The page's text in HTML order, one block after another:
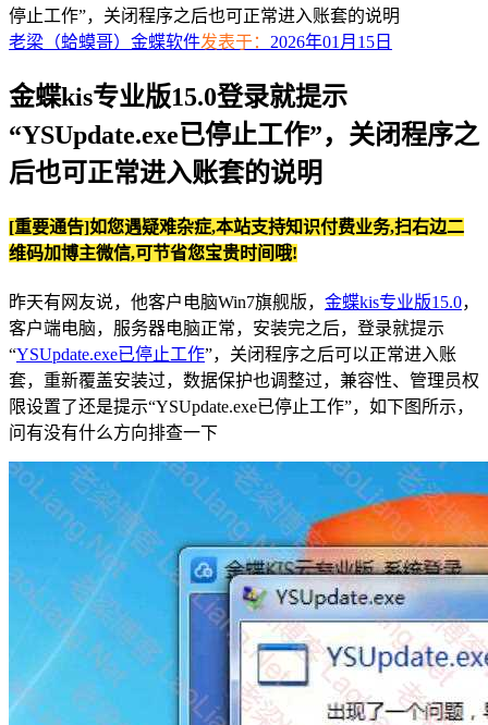
停止工作”，关闭程序之后也可正常进入账套的说明
老梁（蛤蟆哥） 金蝶软件发表于： 2026年01月15日
金蝶kis专业版15.0登录就提示
“YSUpdate.exe已停止工作”，关闭程序之
后也可正常进入账套的说明
[重要通告]如您遇疑难杂症,本站支持知识付费业务,扫右边二
维码加博主微信,可节省您宝贵时间哦!
昨天有网友说，他客户电脑Win7旗舰版， 金蝶kis专业版15.0，
客户端电脑，服务器电脑正常，安装完之后，登录就提示
“YSUpdate.exe已停止工作”，关闭程序之后可以正常进入账
套，重新覆盖安装过，数据保护也调整过，兼容性、管理员权
限设置了还是提示“YSUpdate.exe已停止工作”，如下图所示，
问有没有什么方向排查一下